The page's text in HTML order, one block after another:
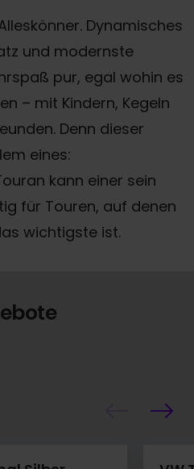
Dynamisches
und modernste
pur, egal wohin es
– mit Kindern, Kegeln
Denn dieser
eines:
kann einer sein
für Touren, auf denen
wichtigste ist.